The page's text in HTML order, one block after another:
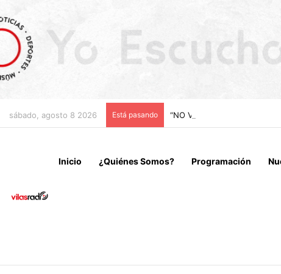
sábado, agosto 8 2026 Está pasando “NO VENIMOS A CELEBRAR
Inicio ¿Quiénes Somos? Programación